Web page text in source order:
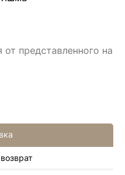
представленного на